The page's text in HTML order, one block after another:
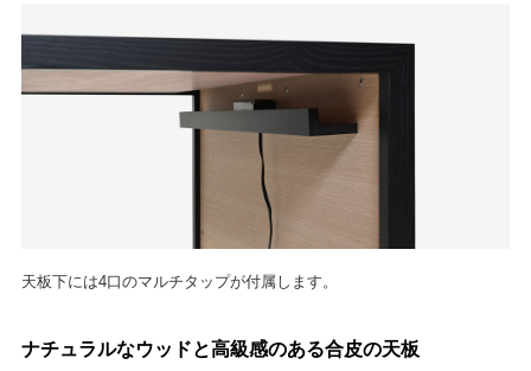
天板下には4口のマルチタップが付属します。
ナチュラルなウッドと高級感のある合皮の天板